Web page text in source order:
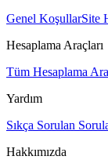
Genel KoşullarSite
Hesaplama Araçları
Tüm Hesaplama
Yardım
Sıkça Sorulan
Hakkımızda